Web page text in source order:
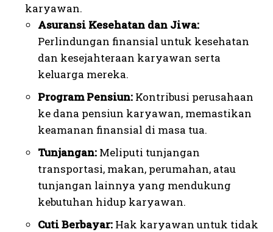
karyawan.
Asuransi Kesehatan dan Jiwa:
Perlindungan finansial untuk kesehatan
dan kesejahteraan karyawan serta
keluarga mereka.
Program Pensiun: Kontribusi perusahaan
ke dana pensiun karyawan, memastikan
keamanan finansial di masa tua.
Tunjangan: Meliputi tunjangan
transportasi, makan, perumahan, atau
tunjangan lainnya yang mendukung
kebutuhan hidup karyawan.
Cuti Berbayar: Hak karyawan untuk tidak